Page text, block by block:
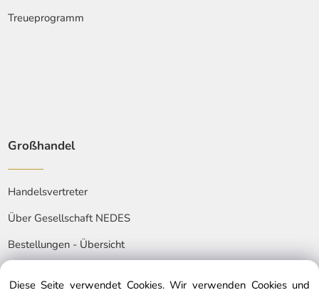
Treueprogramm
Großhandel
Handelsvertreter
Über Gesellschaft NEDES
Bestellungen - Übersicht
Diese Seite verwendet Cookies. Wir verwenden Cookies und